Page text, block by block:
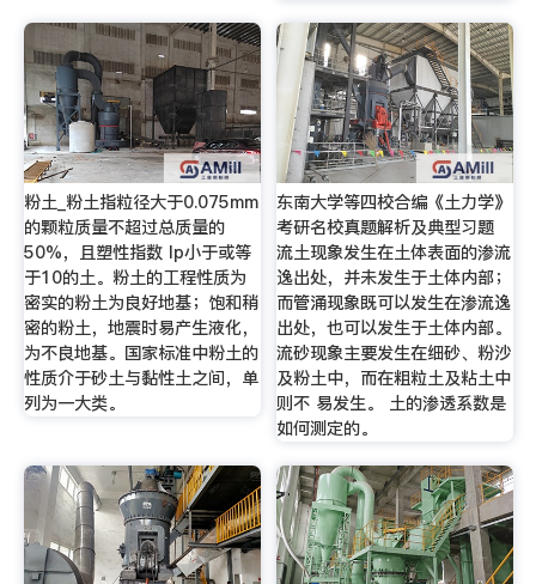
粉土_粉土指粒径大于0.075mm
的颗粒质量不超过总质量的
50%，且塑性指数 Ip小于或等
于10的土。粉土的工程性质为
密实的粉土为良好地基；饱和稍
密的粉土，地震时易产生液化，
为不良地基。国家标准中粉土的
性质介于砂土与黏性土之间，单
列为一大类。
东南大学等四校合编《土力学》
考研名校真题解析及典型习题
流土现象发生在土体表面的渗流
逸出处，并未发生于土体内部；
而管涌现象既可以发生在渗流逸
出处，也可以发生于土体内部。
流砂现象主要发生在细砂、粉沙
及粉土中，而在粗粒土及粘土中
则不 易发生。 土的渗透系数是
如何测定的。